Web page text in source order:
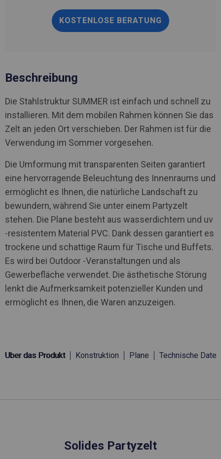
KOSTENLOSE BERATUNG
Beschreibung
Die Stahlstruktur SUMMER ist einfach und schnell zu
installieren. Mit dem mobilen Rahmen können Sie das
Zelt an jeden Ort verschieben. Der Rahmen ist für die
Verwendung im Sommer vorgesehen.
Die Umformung mit transparenten Seiten garantiert
eine hervorragende Beleuchtung des Innenraums und
ermöglicht es Ihnen, die natürliche Landschaft zu
bewundern, während Sie unter einem Partyzelt
stehen. Die Plane besteht aus wasserdichtem und uv
-resistentem Material PVC. Dank dessen garantiert es
trockene und schattige Raum für Tische und Buffets.
Es wird bei Outdoor -Veranstaltungen und als
Gewerbefläche verwendet. Die ästhetische Störung
lenkt die Aufmerksamkeit potenzieller Kunden und
ermöglicht es Ihnen, die Waren anzuzeigen.
Über das Produkt Konstruktion Plane Technische Daten
Solides Partyzelt